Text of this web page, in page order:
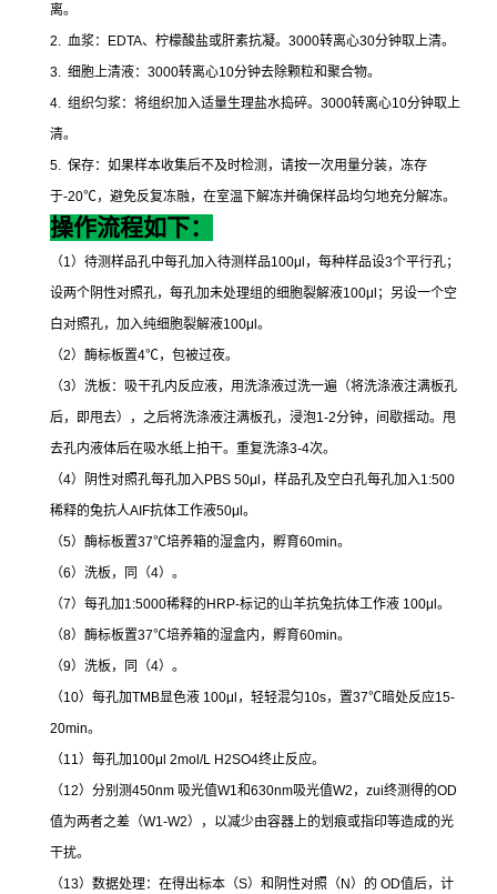
离。
2. 血浆： EDTA、柠檬酸盐或肝素抗凝。 3000转离心30分钟取上清。
3. 细胞上清液： 3000转离心10分钟去除颗粒和聚合物。
4. 组织匀浆：将组织加入适量生理盐水捣碎。 3000转离心10分钟取上
清。
5. 保存：如果样本收集后不及时检测，请按一次用量分装，冻存
于-20℃，避免反复冻融，在室温下解冻并确保样品均匀地充分解冻。
操作流程如下：
（1）待测样品孔中每孔加入待测样品100μl ，每种样品设3个平行孔；
设两个阴性对照孔，每孔加未处理组的细胞裂解液100μl ；另设一个空
白对照孔，加入纯细胞裂解液100μl 。
（2）酶标板置4℃，包被过夜。
（3）洗板：吸干孔内反应液，用洗涤液过洗一遍（将洗涤液注满板孔
后，即甩去），之后将洗涤液注满板孔，浸泡1-2分钟，间歇摇动。甩
去孔内液体后在吸水纸上拍干。重复洗涤3-4次。
（4）阴性对照孔每孔加入PBS 50μl ，样品孔及空白孔每孔加入1:500
稀释的兔抗人AIF抗体工作液50μl 。
（5）酶标板置37℃培养箱的湿盒内，孵育60min。
（6）洗板，同（4）。
（7）每孔加 1:5000稀释的HRP-标记的山羊抗兔抗体工作液 100μl 。
（8）酶标板置37℃培养箱的湿盒内，孵育60min。
（9）洗板，同（4）。
（10）每孔加TMB显色液 100μl ，轻轻混匀10s，置37℃暗处反应15-
20min。
（11）每孔加 100μl 2mol/L H2SO4终止反应。
（12）分别测450nm 吸光值W1和630nm吸光值W2 ， zui终测得的OD
值为两者之差（W1-W2），以减少由容器上的划痕或指印等造成的光
干扰。
（13）数据处理：在得出标本（S）和阴性对照（N）的 OD值后，计